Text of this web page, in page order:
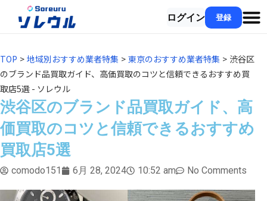
ログイン 登録
TOP > 地域別おすすめ業者特集 > 東京のおすすめ業者特集 > 渋谷区
のブランド品買取ガイド、高価買取のコツと信頼できるおすすめ買
取店5選 - ソレウル
渋谷区のブランド品買取ガイド、高
価買取のコツと信頼できるおすすめ
買取店5選
comodo151 6月 28, 2024 10:52 am No Comments